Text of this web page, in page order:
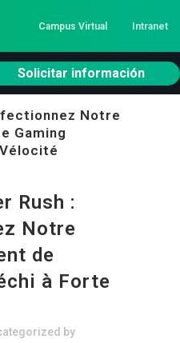
Campus Virtual Intranet
Solicitar información
Notre
Gaming
Rush :
Notre
de
à Forte
by